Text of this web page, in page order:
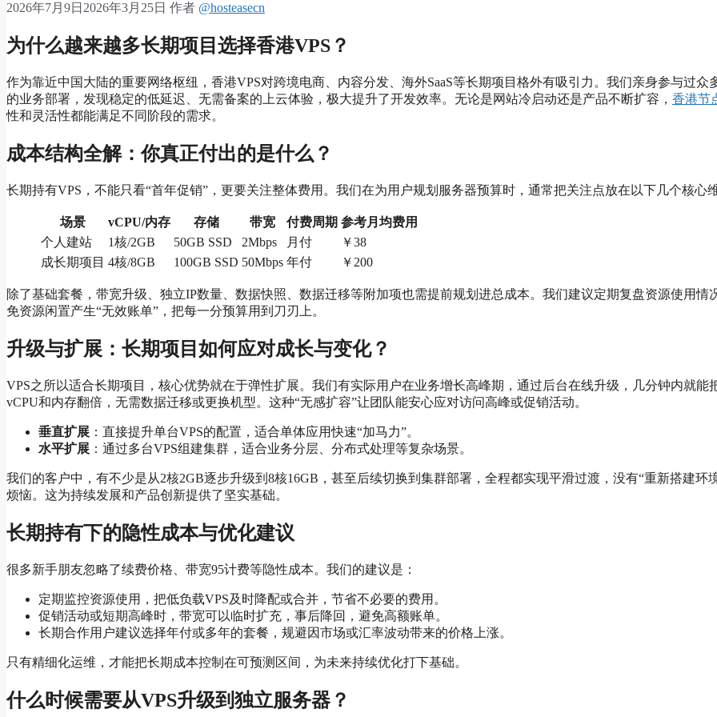
2026年7月9日 2026年3月25日 作者 @hosteasecn
为什么越来越多长期项目选择香港VPS？
作为靠近中国大陆的重要网络枢纽，香港VPS对跨境电商、内容分发、海外SaaS等长期项目格外有吸引力。我们亲身参与过众
的业务部署，发现稳定的低延迟、无需备案的上云体验，极大提升了开发效率。无论是网站冷启动还是产品不断扩容， 香港节
性和灵活性都能满足不同阶段的需求。
成本结构全解：你真正付出的是什么？
长期持有VPS，不能只看“首年促销”，更要关注整体费用。我们在为用户规划服务器预算时，通常把关注点放在以下几个核心
场景 vCPU/内存 存储 带宽 付费周期 参考月均费用
个人建站
1核/2GB 50GB SSD 2Mbps 月付
￥38
成长期项目 4核/8GB 100GB SSD 50Mbps 年付 ￥200
除了基础套餐，带宽升级、独立IP数量、数据快照、数据迁移等附加项也需提前规划进总成本。我们建议定期复盘资源使用情
免资源闲置产生“无效账单”，把每一分预算用到刀刃上。
升级与扩展：长期项目如何应对成长与变化？
VPS之所以适合长期项目，核心优势就在于弹性扩展。我们有实际用户在业务增长高峰期，通过后台在线升级，几分钟内就能
vCPU和内存翻倍，无需数据迁移或更换机型。这种“无感扩容”让团队能安心应对访问高峰或促销活动。
垂直扩展 ：直接提升单台VPS的配置，适合单体应用快速“加马力”。
水平扩展 ：通过多台VPS组建集群，适合业务分层、分布式处理等复杂场景。
我们的客户中，有不少是从2核2GB逐步升级到8核16GB，甚至后续切换到集群部署，全程都实现平滑过渡，没有“重新搭建环
烦恼。这为持续发展和产品创新提供了坚实基础。
长期持有下的隐性成本与优化建议
很多新手朋友忽略了续费价格、带宽95计费等隐性成本。我们的建议是：
定期监控资源使用，把低负载VPS及时降配或合并，节省不必要的费用。
促销活动或短期高峰时，带宽可以临时扩充，事后降回，避免高额账单。
长期合作用户建议选择年付或多年的套餐，规避因市场或汇率波动带来的价格上涨。
只有精细化运维，才能把长期成本控制在可预测区间，为未来持续优化打下基础。
什么时候需要从VPS升级到独立服务器？